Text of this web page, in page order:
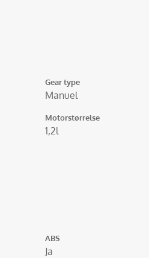
Gear type
Manuel
Motorstørrelse
1,2l
ABS
Ja